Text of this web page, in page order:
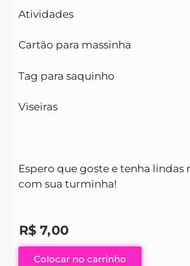
Atividades
Cartão para massinha
Tag para saquinho
Viseiras
Espero que goste e tenha lindas
com sua turminha!
R$ 7,00
Colocar no carrinho